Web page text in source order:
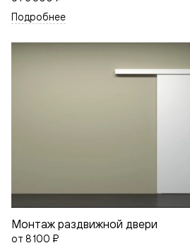
Подробнее
Монтаж раздвижной двери
от 8 100 ₽